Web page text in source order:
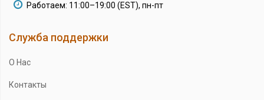
Работаем: 11:00–19:00 (EST), пн-пт
Служба поддержки
О Нас
Контакты